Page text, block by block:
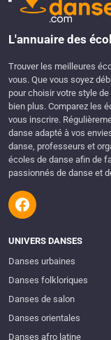
L'annuaire des
Trouver les meilleures
vous. Que vous soyez
pour choisir votre style
bien plus. Comparez les
vous inscrire.
danse adapté à vos
danse, professeurs et
écoles de danse afin de
passionnés de danse et
UNIVERS DANSES
Danses urbaines
Danses folkloriques
Danses de salon
Danses orientales
Danses afro latine